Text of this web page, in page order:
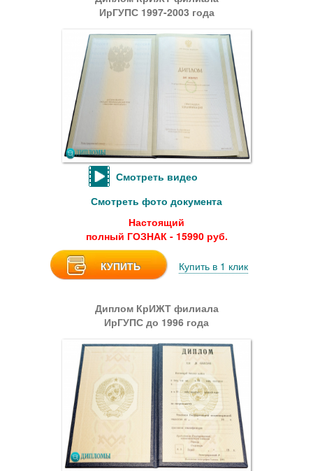
ИрГУПС 1997-2003 года
Смотреть видео
Смотреть фото документа
Настоящий
полный ГОЗНАК - 15990 руб.
КУПИТЬ Купить в 1 клик
Диплом КрИЖТ филиала
ИрГУПС до 1996 года